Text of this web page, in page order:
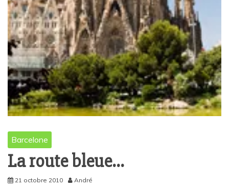
Barcelone
La route bleue…
21 octobre 2010 André